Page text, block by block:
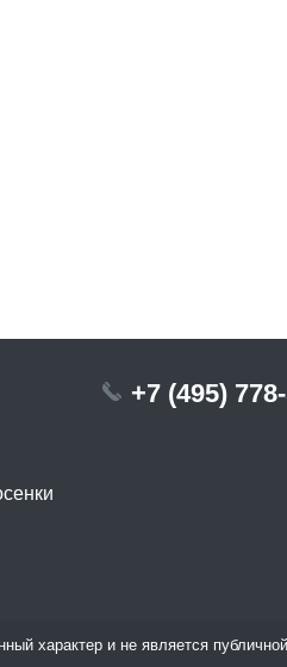
+7 (495)
характер и не является